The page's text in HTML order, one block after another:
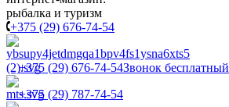
рыбалка и туризм
+375 (29) 676-74-54
+375 (29) 676-74-54Звонок бесплатный
+375 (29) 787-74-54